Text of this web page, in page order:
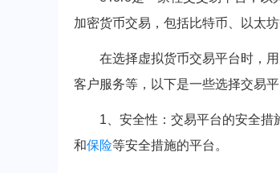
加密货币交易，包括比特币、以太
在选择虚拟货币交易平台时，
客户服务等，以下是一些选择交易
1、安全性：交易平台的安全
和保险等安全措施的平台。